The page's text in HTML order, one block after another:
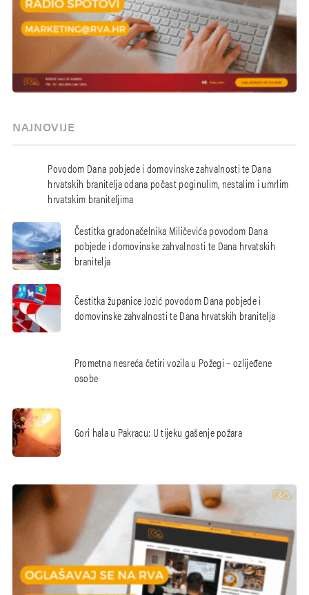
NAJNOVIJE
Povodom Dana pobjede i domovinske zahvalnosti te Dana
hrvatskih branitelja odana počast poginulim, nestalim i umrlim
hrvatskim braniteljima
Čestitka gradonačelnika Miličevića povodom Dana
pobjede i domovinske zahvalnosti te Dana hrvatskih
branitelja
Čestitka županice Jozić povodom Dana pobjede i
domovinske zahvalnosti te Dana hrvatskih branitelja
Prometna nesreća četiri vozila u Požegi – ozlijeđene
osobe
Gori hala u Pakracu: U tijeku gašenje požara